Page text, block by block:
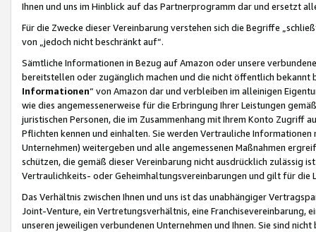
Ihnen und uns im Hinblick auf das Partnerprogramm dar und ersetzt
Für die Zwecke dieser Vereinbarung verstehen sich die Begriffe
von „jedoch nicht beschränkt auf“.
Sämtliche Informationen in Bezug auf Amazon oder unsere
bereitstellen oder zugänglich machen und die nicht öffentlich
Informationen“ von Amazon dar und verbleiben im alleinigen
wie dies angemessenerweise für die Erbringung Ihrer Leistungen
juristischen Personen, die im Zusammenhang mit Ihrem Konto
Pflichten kennen und einhalten. Sie werden Vertrauliche
Unternehmen) weitergeben und alle angemessenen Maßnahmen
schützen, die gemäß dieser Vereinbarung nicht ausdrücklich zulässig
Vertraulichkeits- oder Geheimhaltungsvereinbarungen und gilt für die
Das Verhältnis zwischen Ihnen und uns ist das unabhängiger
Joint-Venture, ein Vertretungsverhältnis, eine Franchisevereinbarung,
unseren jeweiligen verbundenen Unternehmen und Ihnen. Sie sind